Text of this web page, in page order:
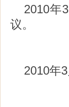
2010年
议。
2010年